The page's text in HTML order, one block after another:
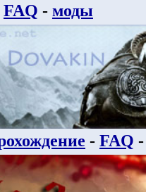
FAQ - моды
- FAQ